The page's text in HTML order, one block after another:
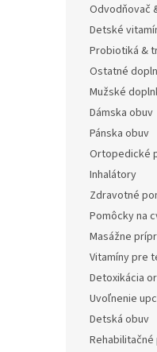
Odvodňovač
Detské
Probiotiká &
Ostatné
Mužské
Dámska obuv
Pánska obuv
Ortopedické
Inhalátory
Zdravotné
Pomôcky na
Masážne
Vitamíny pre
Detoxikácia
Uvoľnenie
Detská obuv